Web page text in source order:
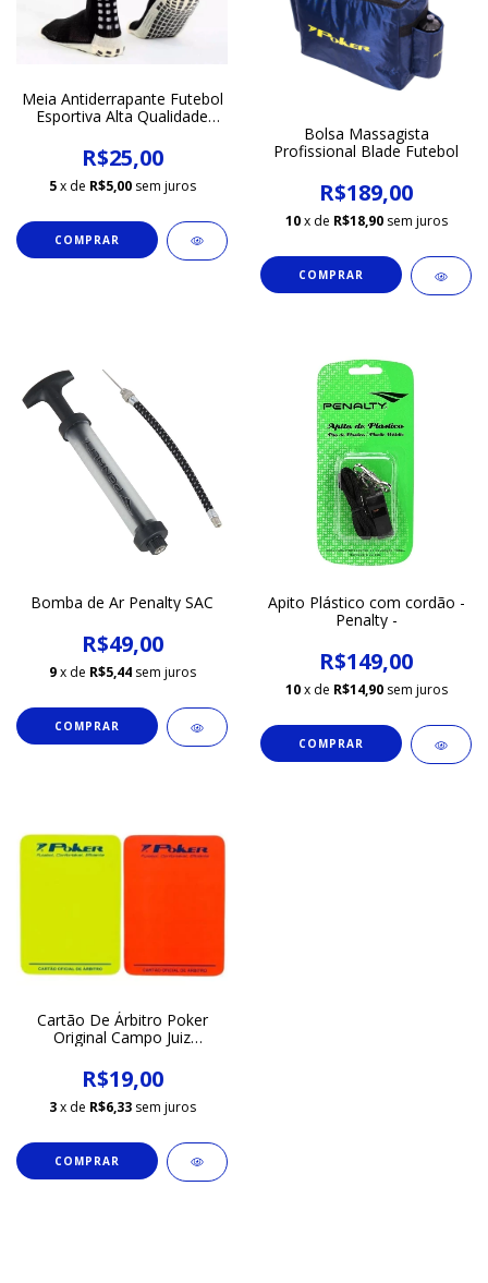
Meia Antiderrapante Futebol
Esportiva Alta Qualidade
R$25,00
5 x de R$5,00 sem juros
Bolsa Massagista
Profissional Blade Futebol
R$189,00
10 x de R$18,90 sem juros
Bomba de Ar Penalty SAC
R$49,00
9 x de R$5,44 sem juros
Apito Plástico com cordão -
Penalty -
R$149,00
10 x de R$14,90 sem juros
Cartão De Árbitro Poker
Original Campo Juiz
R$19,00
3 x de R$6,33 sem juros